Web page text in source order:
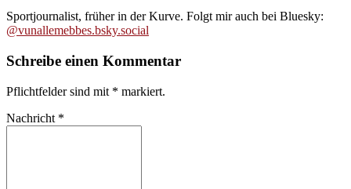
Sportjournalist, früher in der Kurve. Folgt mir auch bei Bluesky:
@vunallemebbes.bsky.social
Schreibe einen Kommentar
Pflichtfelder sind mit * markiert.
Nachricht *